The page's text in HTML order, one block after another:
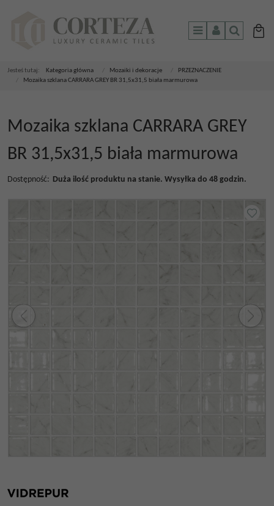
MenuPanelSzukaj
Jesteś tutaj: Kategoria główna Mozaiki i dekoracje
PRZEZNACZENIE
Mozaika szklana CARRARA GREY BR 31,5x31,5 biała marmurowa
Mozaika szklana CARRARA GREY
BR 31,5x31,5 biała marmurowa
Dostępność: Duża ilość produktu na stanie. Wysyłka do 48 godzin.